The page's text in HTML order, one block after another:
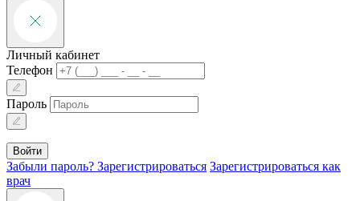
Личный кабинет
Телефон
Пароль
Войти
Забыли пароль? Зарегистрироваться Зарегистрироваться как
врач